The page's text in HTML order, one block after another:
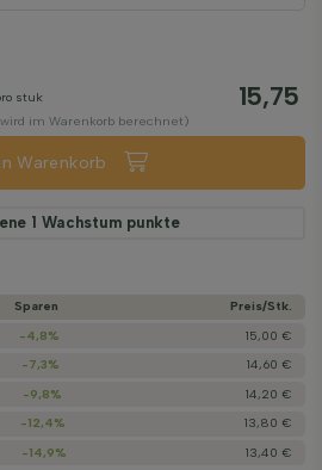
stuk 15,75
im Warenkorb berechnet)
Warenkorb
1 Wachstum punkte
Sparen
Preis/­Stk.
-4,8%
15,00 €
-7,3%
14,60 €
-9,8%
14,20 €
-12,4%
13,80 €
-14,9% 13,40 €